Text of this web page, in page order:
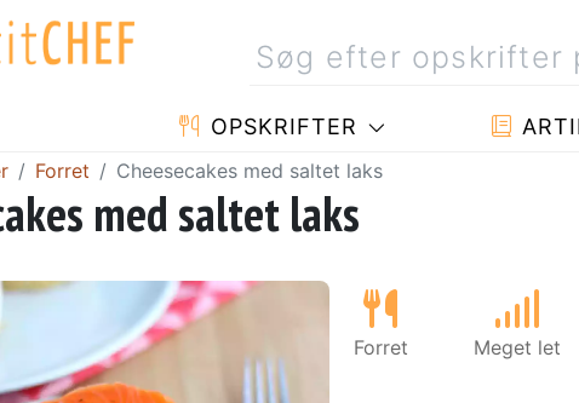
OPSKRIFTER
Forret Cheesecakes med saltet laks
med saltet laks
Forret Meget let